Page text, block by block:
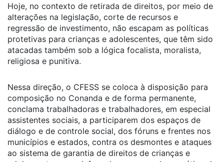
Hoje, no contexto de retirada de direitos, por meio de
alterações na legislação, corte de recursos e
regressão de investimento, não escapam as políticas
protetivas para crianças e adolescentes, que têm sido
atacadas também sob a lógica focalista, moralista,
religiosa e punitiva.
Nessa direção, o CFESS se coloca à disposição para
composição no Conanda e de forma permanente,
conclama trabalhadoras e trabalhadores, em especial
assistentes sociais, a participarem dos espaços de
diálogo e de controle social, dos fóruns e frentes nos
municípios e estados, contra os desmontes e ataques
ao sistema de garantia de direitos de crianças e